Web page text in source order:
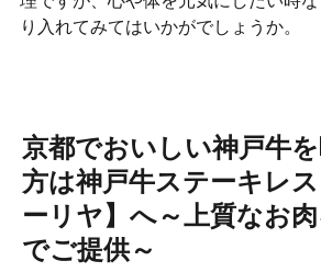
り入れてみてはいかがでしょうか。
京都でおいしい神戸牛
方は神戸牛ステーキレ
ーリヤ】へ～上質なお
でご提供～